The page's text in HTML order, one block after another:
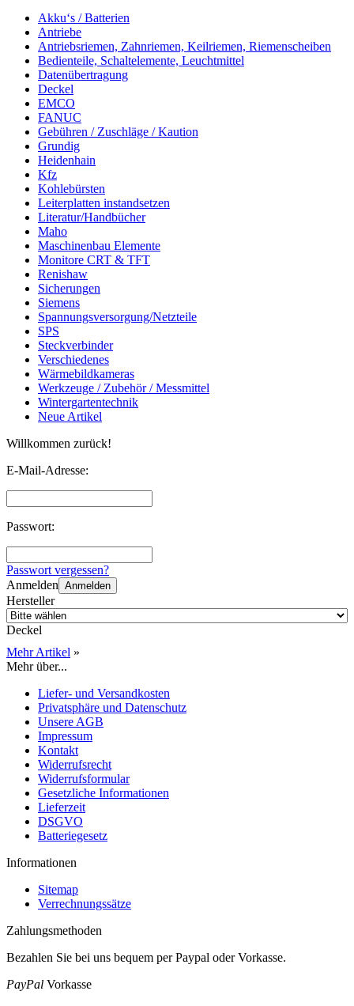
Akku‘s / Batterien
Antriebe
Antriebsriemen, Zahnriemen, Keilriemen, Riemenscheiben
Bedienteile, Schaltelemente, Leuchtmittel
Datenübertragung
Deckel
EMCO
FANUC
Gebühren / Zuschläge / Kaution
Grundig
Heidenhain
Kfz
Kohlebürsten
Leiterplatten instandsetzen
Literatur/Handbücher
Maho
Maschinenbau Elemente
Monitore CRT & TFT
Renishaw
Sicherungen
Siemens
Spannungsversorgung/Netzteile
SPS
Steckverbinder
Verschiedenes
Wärmebildkameras
Werkzeuge / Zubehör / Messmittel
Wintergartentechnik
Neue Artikel
Willkommen zurück!
E-Mail-Adresse:
Passwort:
Passwort vergessen?
Anmelden Anmelden
Hersteller
Deckel
Mehr Artikel »
Mehr über...
Liefer- und Versandkosten
Privatsphäre und Datenschutz
Unsere AGB
Impressum
Kontakt
Widerrufsrecht
Widerrufsformular
Gesetzliche Informationen
Lieferzeit
DSGVO
Batteriegesetz
Informationen
Sitemap
Verrechnungssätze
Zahlungsmethoden
Bezahlen Sie bei uns bequem per Paypal oder Vorkasse.
PayPal Vorkasse